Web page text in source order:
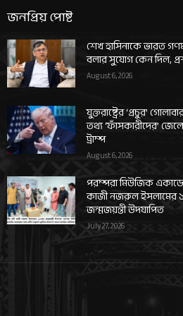
জনপ্রিয় পোষ্ট
শেখ হাসিনাকে ভারত
বলার সুযোগ কেন দিল, প্রশ্ন
August 6, 2026
যুক্তরাষ্ট্রের ‘প্রচুর’
তথ্য ‘ফাঁসকারীদের’
ট্রাম্প
August 6, 2026
পরম্পরা মিউজিক
কাজী নজরুল ইসলামের
জন্মজয়ন্তী উদযাপিত
July 27, 2026